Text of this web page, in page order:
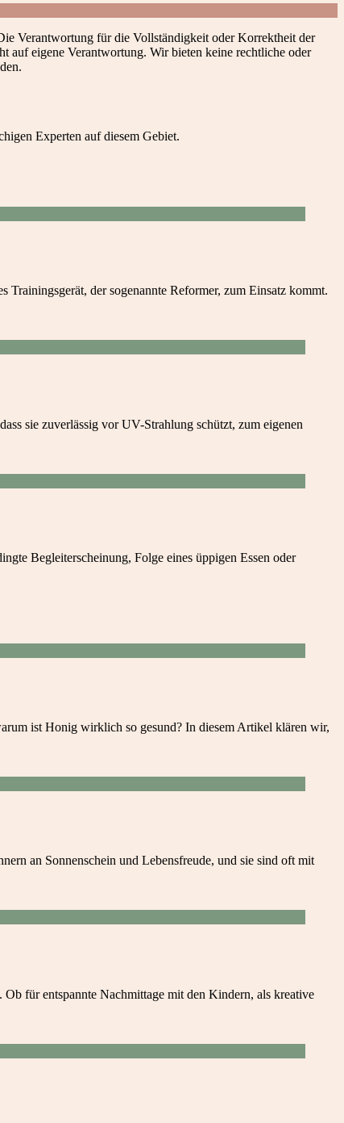
Verantwortung für die Vollständigkeit oder Korrektheit der
auf eigene Verantwortung. Wir bieten keine rechtliche oder
Experten auf diesem Gebiet.
der sogenannte Reformer, zum Einsatz kommt.
sie zuverlässig vor UV-Strahlung schützt, zum eigenen
Begleiterscheinung, Folge eines üppigen Essen oder
ist Honig wirklich so gesund? In diesem Artikel klären wir,
an Sonnenschein und Lebensfreude, und sie sind oft mit
für entspannte Nachmittage mit den Kindern, als kreative